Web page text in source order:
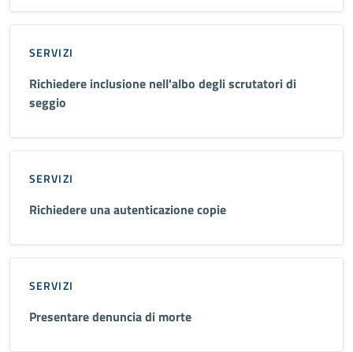
SERVIZI
Richiedere inclusione nell'albo degli scrutatori di
seggio
SERVIZI
Richiedere una autenticazione copie
SERVIZI
Presentare denuncia di morte